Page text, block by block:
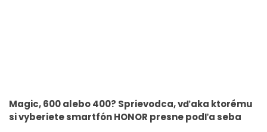
Magic, 600 alebo 400? Sprievodca, vďaka ktorému
si vyberiete smartfón HONOR presne podľa seba